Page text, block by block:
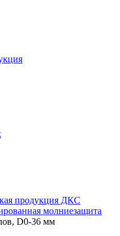
продукция ДКС
молниезащита
D0-36 мм